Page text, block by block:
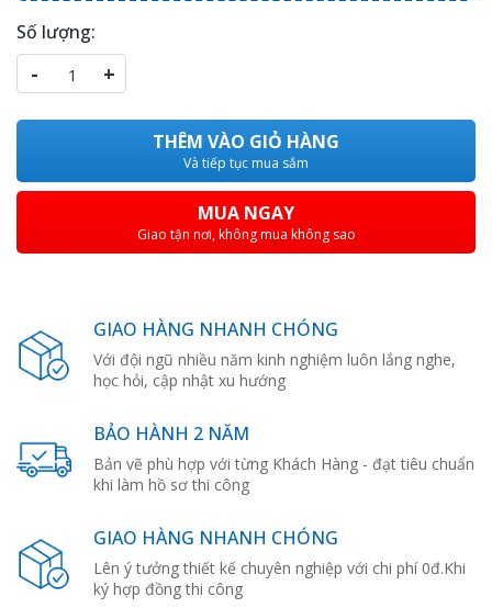
Số lượng:
- +
THÊM VÀO GIỎ HÀNG
Và tiếp tục mua sắm
MUA NGAY
Giao tận nơi, không mua không sao
GIAO HÀNG NHANH CHÓNG
Với đội ngũ nhiều năm kinh nghiệm luôn lắng nghe,
học hỏi, cập nhật xu hướng
BẢO HÀNH 2 NĂM
Bản vẽ phù hợp với từng Khách Hàng - đạt tiêu chuẩn
khi làm hồ sơ thi công
GIAO HÀNG NHANH CHÓNG
Lên ý tưởng thiết kế chuyên nghiệp với chi phí 0đ.Khi
ký hợp đồng thi công